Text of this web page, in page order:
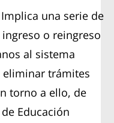
una serie de
o reingreso
al sistema
eliminar trámites
torno a ello, de
Educación